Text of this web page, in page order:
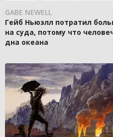
GABE NEWELL
Гейб Ньюэлл потратил
на суда, потому что
дна океана